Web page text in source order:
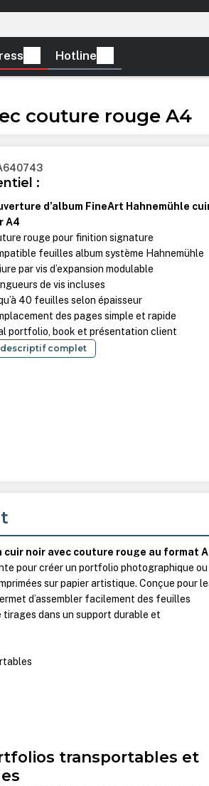
Hotline
couture rouge A4
:
d’album FineArt Hahnemühle
A4
rouge pour finition signature
feuilles album système Hahnemühle
par vis d’expansion modulable
de vis incluses
40 feuilles selon épaisseur
des pages simple et rapide
portfolio, book et présentation client
descriptif complet
cuir noir avec couture rouge au format
pour créer un portfolio photographique ou
sur papier artistique. Conçue pour
d’assembler facilement des feuilles
tirages dans un support durable et
transportables et